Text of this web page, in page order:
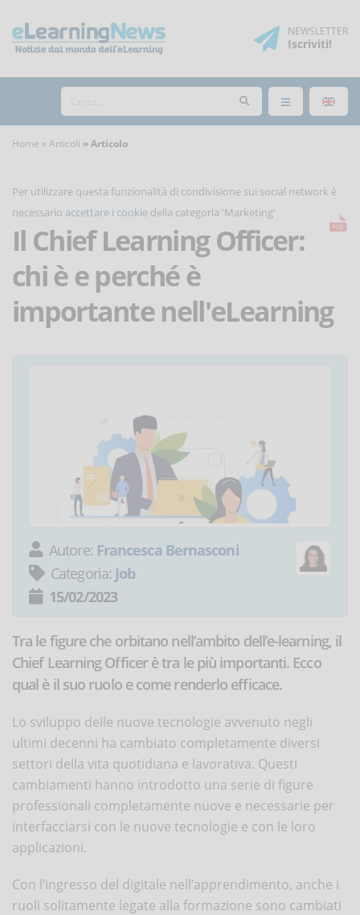
NEWSLETTER
Iscriviti!
Home Articoli Articolo
Per utilizzare questa funzionalità di condivisione sui social network è
necessario accettare i cookie della categoria 'Marketing'
Il Chief Learning Officer:
chi è e perché è
importante nell'eLearning
Autore: Francesca Bernasconi
Categoria: Job
15/02/2023
Tra le figure che orbitano nell’ambito dell’e-learning, il
Chief Learning Officer è tra le più importanti. Ecco
qual è il suo ruolo e come renderlo efficace.
Lo sviluppo delle nuove tecnologie avvenuto negli
ultimi decenni ha cambiato completamente diversi
settori della vita quotidiana e lavorativa. Questi
cambiamenti hanno introdotto una serie di figure
professionali completamente nuove e necessarie per
interfacciarsi con le nuove tecnologie e con le loro
applicazioni.
Con l’ingresso del digitale nell’apprendimento, anche i
ruoli solitamente legate alla formazione sono cambiati